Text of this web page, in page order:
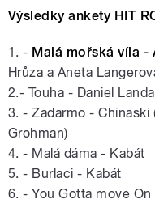
Výsledky ankety HIT
1. - Malá mořská víla -
Hrůza a Aneta
2.- Touha - Daniel
3. - Zadarmo - Chinaski
Grohman)
4. - Malá dáma - Kabát
5. - Burlaci - Kabát
6. - You Gotta move On